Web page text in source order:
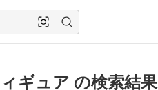
ギュア の検索結果